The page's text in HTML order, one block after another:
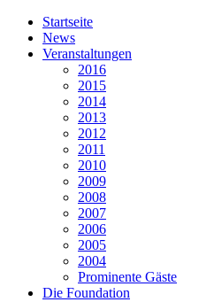
Startseite
News
Veranstaltungen
2016
2015
2014
2013
2012
2011
2010
2009
2008
2007
2006
2005
2004
Prominente Gäste
Die Foundation